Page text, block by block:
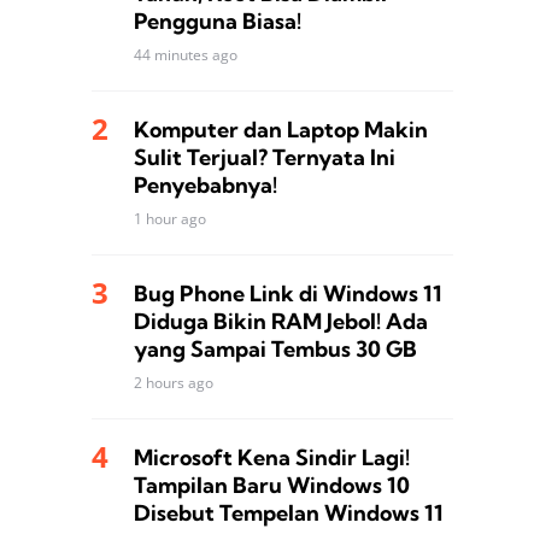
Pengguna Biasa!
44 minutes ago
Komputer dan Laptop Makin
Sulit Terjual? Ternyata Ini
Penyebabnya!
1 hour ago
Bug Phone Link di Windows 11
Diduga Bikin RAM Jebol! Ada
yang Sampai Tembus 30 GB
2 hours ago
Microsoft Kena Sindir Lagi!
Tampilan Baru Windows 10
Disebut Tempelan Windows 11